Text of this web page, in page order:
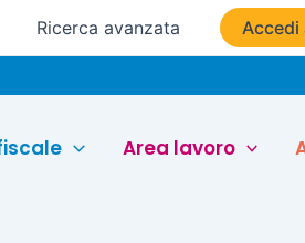
Ricerca avanzata Accedi
Area lavoro